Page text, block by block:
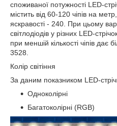
споживаної потужності LED-
містить від 60-120 чіпів на
яскравості - 240. При цьому
світлодіодів у різних LED-
при меншій кількості чіпів дає
3528.
Колір світіння
За даним показником LED-
Одноколірні
Багатоколірні (RGB)